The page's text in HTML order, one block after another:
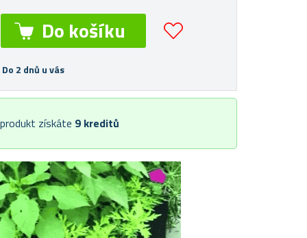
2 dnů u vás
získáte 9 kreditů